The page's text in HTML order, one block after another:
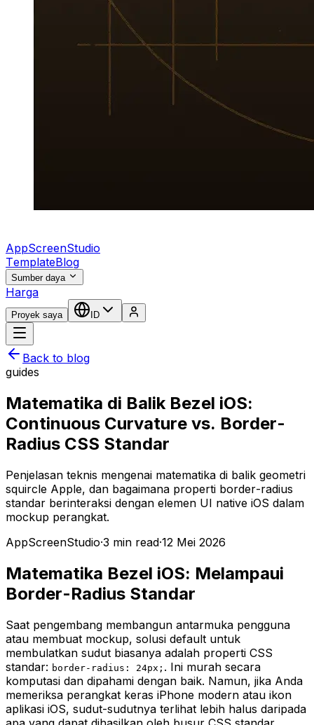
AppScreenStudio
TemplateBlog
Sumber daya
Harga
Proyek saya ID
Back to blog
guides
Matematika di Balik Bezel iOS:
Continuous Curvature vs. Border-
Radius CSS Standar
Penjelasan teknis mengenai matematika di balik geometri
squircle Apple, dan bagaimana properti border-radius
standar berinteraksi dengan elemen UI native iOS dalam
mockup perangkat.
AppScreenStudio·3 min read·12 Mei 2026
Matematika Bezel iOS: Melampaui
Border-Radius Standar
Saat pengembang membangun antarmuka pengguna
atau membuat mockup, solusi default untuk
membulatkan sudut biasanya adalah properti CSS
standar: border-radius: 24px; . Ini murah secara
komputasi dan dipahami dengan baik. Namun, jika Anda
memeriksa perangkat keras iPhone modern atau ikon
aplikasi iOS, sudut-sudutnya terlihat lebih halus daripada